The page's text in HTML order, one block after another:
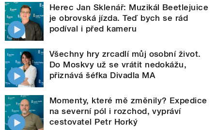
Herec Jan Sklenář: Muzikál Beetlejuice
je obrovská jízda. Teď bych se rád
podíval i před kameru
Všechny hry zrcadlí můj osobní život.
Do Moskvy už se vrátit nedokážu,
přiznává šéfka Divadla MA
Momenty, které mě změnily? Expedice
na severní pól i rozchod, vypráví
cestovatel Petr Horký